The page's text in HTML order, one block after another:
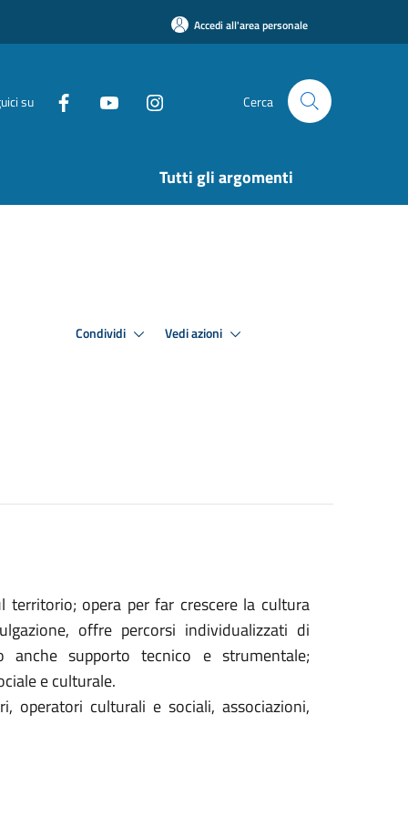
Accedi all'area personale
su Cerca
Tutti gli argomenti
Condividi Vedi azioni
territorio; opera per far crescere la cultura
offre percorsi individualizzati di
anche supporto tecnico e strumentale;
e culturale.
operatori culturali e sociali, associazioni,